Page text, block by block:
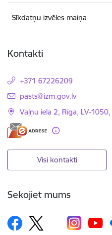
Sīkdatņu izvēles maiņa
Kontakti
+371 67226209
E-pasts:
pasts@izm.gov.lv
Vaļņu iela 2, Rīga, LV-1050,
Visi kontakti
Sekojiet mums